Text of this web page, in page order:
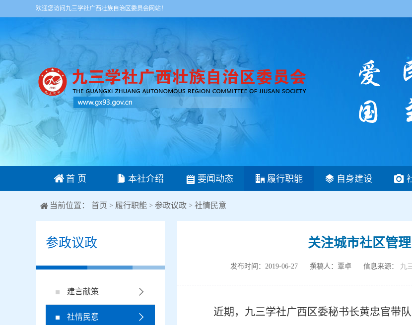
欢迎您访问九三学社广西壮族自治区委员会网站！
首 页 本社介绍 要闻动态 履行职能 自身建设
当前位置： 首页 > 履行职能 > 参政议政 > 社情民意
参政议政
建言献策
社情民意
关注城市社区管
发布时间：2019-06-27 撰稿人：覃卓 信息来源： 九
近期，九三学社广西区委秘书长黄忠官带